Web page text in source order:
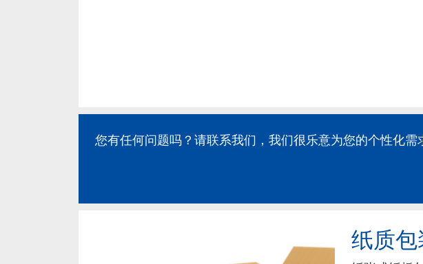
您有任何问题吗？请联系我们，我们很乐意为您的个性化需
纸质包